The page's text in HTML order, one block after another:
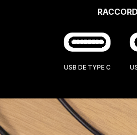
USB DE TYPE C